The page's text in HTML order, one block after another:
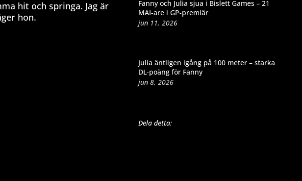
hit och springa. Jag är
hon.
Fanny och Julia sjua i Bislett Games – 21
MAI-are i GP-premiär
jun 11, 2026
Julia äntligen igång på 100 meter – starka
DL-poäng för Fanny
jun 8, 2026
Dela detta: